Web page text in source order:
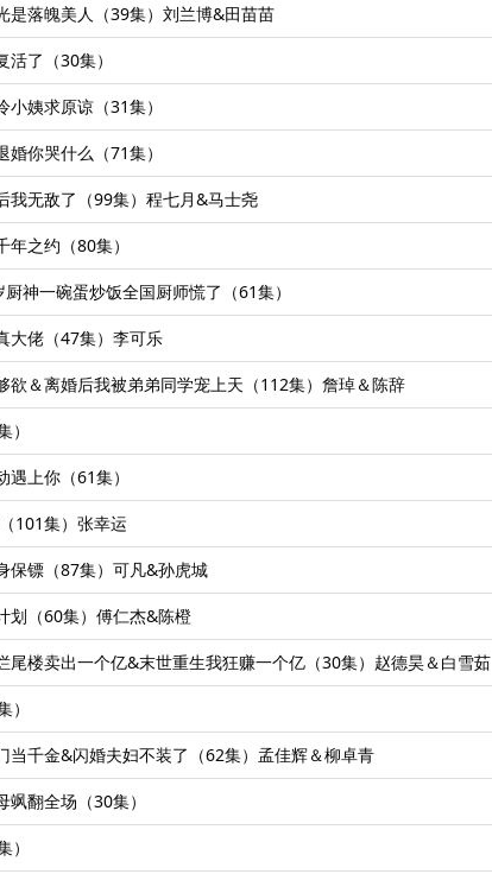
是落魄美人（39集）刘兰博&田苗苗
了（30集）
姨求原谅（31集）
你哭什么（71集）
我无敌了（99集）程七月&马士尧
之约（80集）
神一碗蛋炒饭全国厨师慌了（61集）
大佬（47集）李可乐
欲＆离婚后我被弟弟同学宠上天（112集）詹琸＆陈辞
上你（61集）
101集）张幸运
保镖（87集）可凡&孙虎城
划（60集）傅仁杰&陈橙
尾楼卖出一个亿&末世重生我狂赚一个亿（30集）赵德昊＆白雪茹
当千金&闪婚夫妇不装了（62集）孟佳辉＆柳卓青
翻全场（30集）